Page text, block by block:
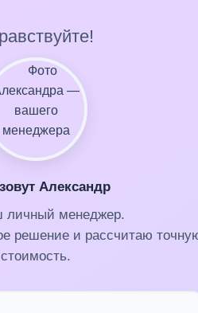
Александр
менеджер.
решение и рассчитаю
стоимость.